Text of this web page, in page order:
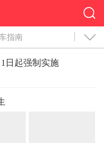
指南
日起强制实施